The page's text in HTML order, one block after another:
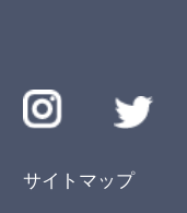
サイトマップ